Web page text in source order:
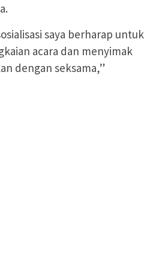
saya berharap untuk
acara dan menyimak
dengan seksama,”